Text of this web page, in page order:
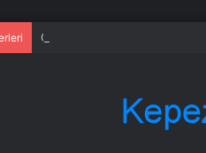
Özgür Özel’in yeni